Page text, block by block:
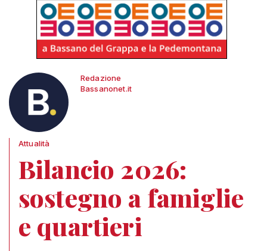
Redazione
Bassanonet.it
Attualità
Bilancio 2026:
sostegno a famiglie
e quartieri